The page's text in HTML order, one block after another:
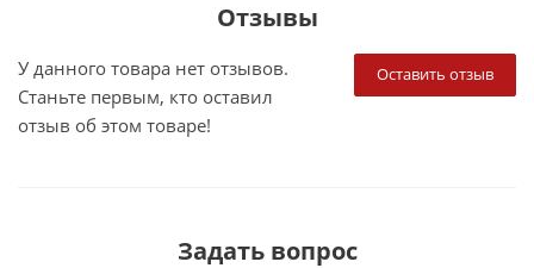
Отзывы
Оставить отзыв
У данного товара нет отзывов.
Станьте первым, кто оставил
отзыв об этом товаре!
Задать вопрос